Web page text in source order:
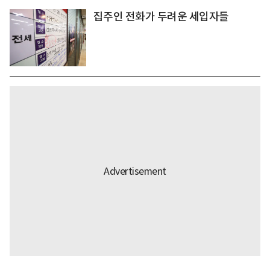
집주인 전화가 두려운 세입자들